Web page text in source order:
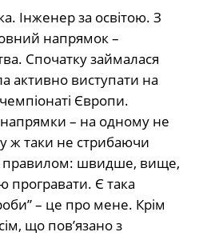
Інженер за освітою. З
напрямок –
Спочатку займалася
активно виступати на
Європи.
– на одному не
ж таки не стрибаючи
правилом: швидше, вище,
Є така
– це про мене. Крім
що пов’язано з